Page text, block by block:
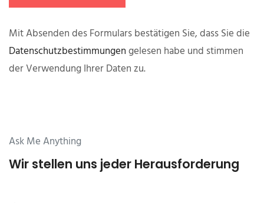
Mit Absenden des Formulars bestätigen Sie, dass Sie die
Datenschutzbestimmungengelesen habe und stimmen
der Verwendung Ihrer Daten zu.
Ask Me Anything
Wir stellen uns jeder Herausforderung